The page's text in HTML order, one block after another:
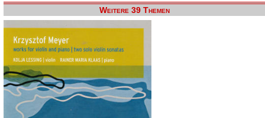
Weitere 39 Themen